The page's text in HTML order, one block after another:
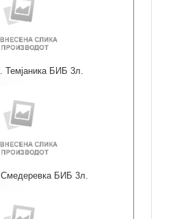
Темјаника БИБ 3л.
БИБ 3л.